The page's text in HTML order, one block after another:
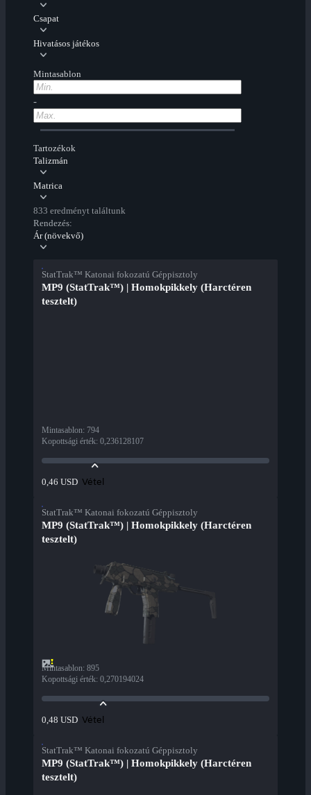
Csapat
Hivatásos játékos
Mintasablon
-
Tartozékok
Talizmán
Matrica
833 eredményt találtunk
Rendezés:
Ár (növekvő)
StatTrak™ Katonai fokozatú Géppisztoly
MP9 (StatTrak™) | Homokpikkely (Harctéren
tesztelt)
Mintasablon: 794
Kopottsági érték: 0,236128107
0,46 USD Vétel
StatTrak™ Katonai fokozatú Géppisztoly
MP9 (StatTrak™) | Homokpikkely (Harctéren
tesztelt)
Mintasablon: 895
Kopottsági érték: 0,270194024
0,48 USD Vétel
StatTrak™ Katonai fokozatú Géppisztoly
MP9 (StatTrak™) | Homokpikkely (Harctéren
tesztelt)